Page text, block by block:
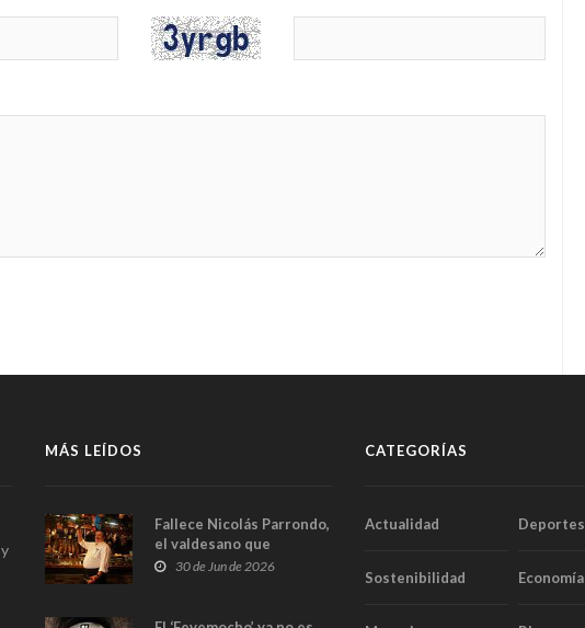
MÁS LEÍDOS
Fallece Nicolás Parrondo,
el valdesano que
convirtió Casa Parrondo
30 de Jun de 2026
CATEGORÍAS
Actualidad Deportes
Sostenibilidad Economía